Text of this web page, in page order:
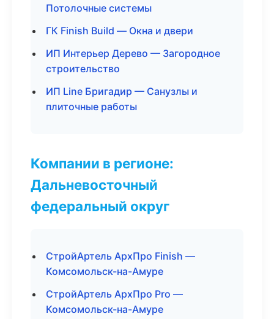
Потолочные системы
ГК Finish Build — Окна и двери
ИП Интерьер Дерево — Загородное
строительство
ИП Line Бригадир — Санузлы и
плиточные работы
Компании в регионе:
Дальневосточный
федеральный округ
СтройАртель АрхПро Finish —
Комсомольск-на-Амуре
СтройАртель АрхПро Pro —
Комсомольск-на-Амуре